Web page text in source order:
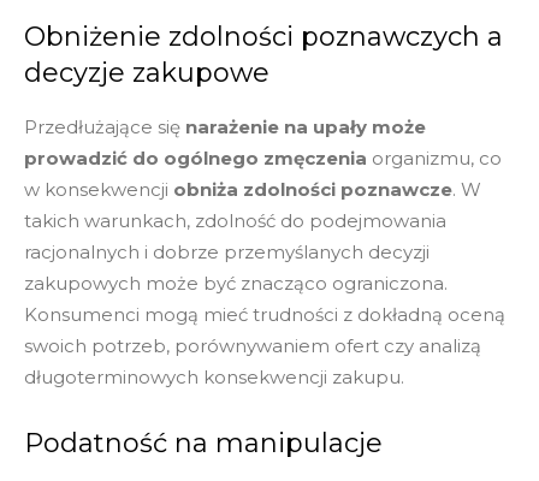
Obniżenie zdolności poznawczych a
decyzje zakupowe
Przedłużające się narażenie na upały może
prowadzić do ogólnego zmęczenia organizmu, co
w konsekwencji obniża zdolności poznawcze. W
takich warunkach, zdolność do podejmowania
racjonalnych i dobrze przemyślanych decyzji
zakupowych może być znacząco ograniczona.
Konsumenci mogą mieć trudności z dokładną oceną
swoich potrzeb, porównywaniem ofert czy analizą
długoterminowych konsekwencji zakupu.
Podatność na manipulacje